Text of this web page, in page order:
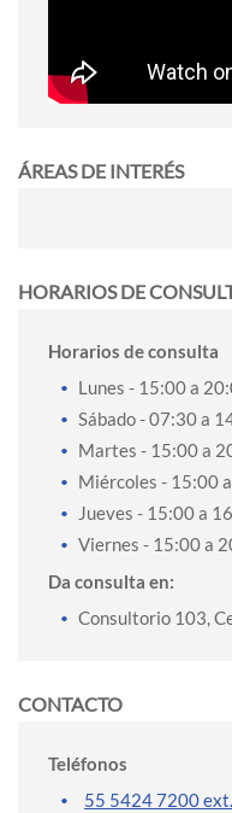
ÁREAS DE INTERÉS
HORARIOS DE
Horarios de consulta
Lunes - 15:00 a
Sábado- 07:30 a
Martes - 15:00 a
Miércoles - 15:00
Jueves - 15:00 a
Viernes - 15:00 a
Da consulta en:
Consultorio 103,
CONTACTO
Teléfonos
55 5424 7200